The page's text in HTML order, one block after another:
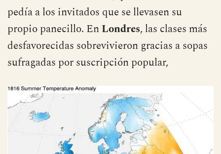
mientras enInglaterrasubió tanto el precio
de este alimento básico, que a las cenas se
pedía a los invitados que se llevasen su
propio panecillo. EnLondres, las clases más
sufragadas por suscripción popular,